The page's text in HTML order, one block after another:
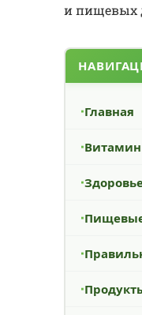
и пищевых
Главная